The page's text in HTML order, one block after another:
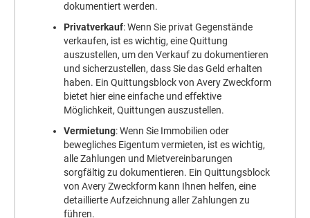
dokumentiert werden.
Privatverkauf: Wenn Sie privat Gegenstände
verkaufen, ist es wichtig, eine Quittung
auszustellen, um den Verkauf zu dokumentieren
und sicherzustellen, dass Sie das Geld erhalten
haben. Ein Quittungsblock von Avery Zweckform
bietet hier eine einfache und effektive
Möglichkeit, Quittungen auszustellen.
Vermietung: Wenn Sie Immobilien oder
bewegliches Eigentum vermieten, ist es wichtig,
alle Zahlungen und Mietvereinbarungen
sorgfältig zu dokumentieren. Ein Quittungsblock
von Avery Zweckform kann Ihnen helfen, eine
detaillierte Aufzeichnung aller Zahlungen zu
führen.